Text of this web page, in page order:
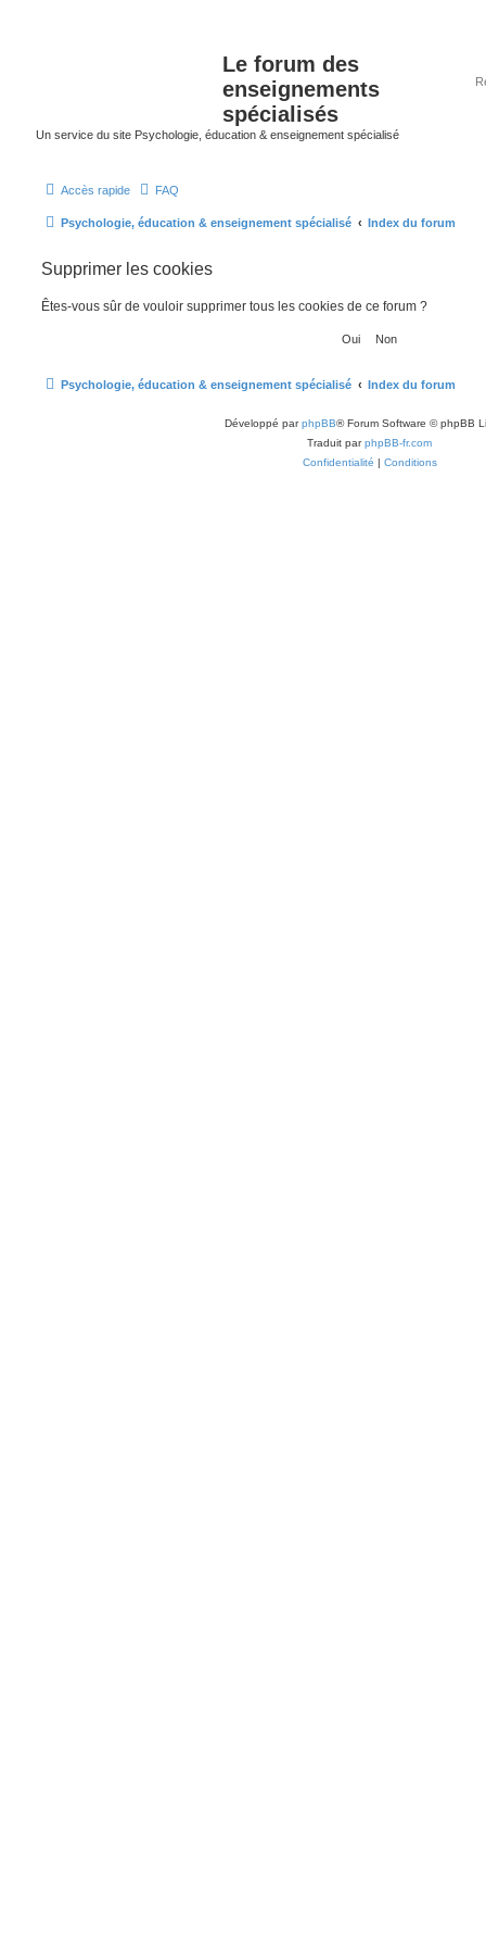
Le forum des
enseignements
spécialisés
Un service du site Psychologie, éducation & enseignement spécialisé
Accès rapide FAQ
Psychologie, éducation & enseignement spécialisé Index du forum
Supprimer les cookies
Êtes-vous sûr de vouloir supprimer tous les cookies de ce forum ?
Psychologie, éducation & enseignement spécialisé Index du forum
Développé parphpBB® Forum Software © phpBB
Traduit parphpBB-fr.com
Confidentialité | Conditions